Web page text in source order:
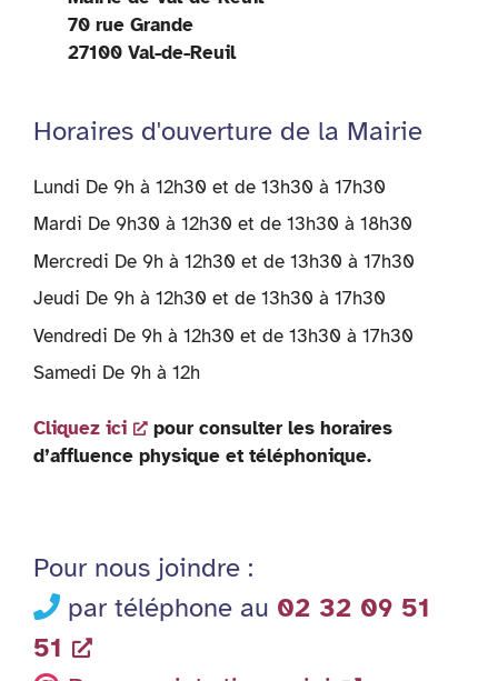
70 rue Grande
27100 Val-de-Reuil
Horaires d'ouverture de la Mairie
Lundi De 9h à 12h30 et de 13h30 à 17h30
Mardi De 9h30 à 12h30 et de 13h30 à 18h30
Mercredi De 9h à 12h30 et de 13h30 à 17h30
Jeudi De 9h à 12h30 et de 13h30 à 17h30
Vendredi De 9h à 12h30 et de 13h30 à 17h30
Samedi De 9h à 12h
Cliquez ici
pour consulter les horaires
d’affluence physique et téléphonique.
Pour nous joindre :
par téléphone au 02 32 09 51
51